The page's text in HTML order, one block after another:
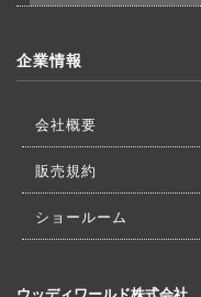
企業情報
会社概要
販売規約
ショールーム